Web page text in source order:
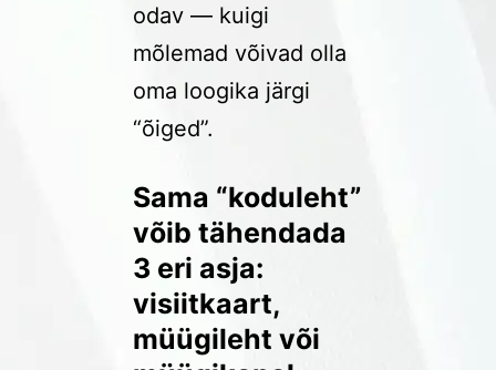
odav — kuigi
mõlemad võivad olla
oma loogika järgi
“õiged”.
Sama “koduleht”
võib tähendada
3 eri asja:
visiitkaart,
müügileht või